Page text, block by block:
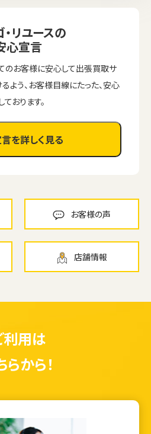
リユースの
心宣言
のお客様に安心して出張買取サ
よう、お客様目線にたった、安心
おります。
を詳しく見る
お客様の声
店舗情報
利用は
らから！